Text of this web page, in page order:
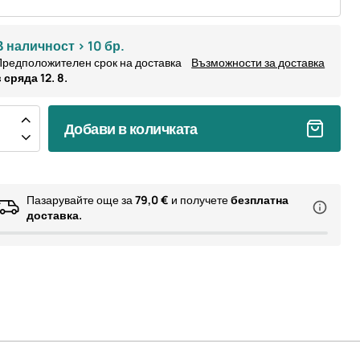
наличност > 10 бр.
срок на доставка
сряда 12. 8.
Възможности за доставка
Добави в количката
Пазарувайте още за 79,0 € и получетебезплатна
доставка.